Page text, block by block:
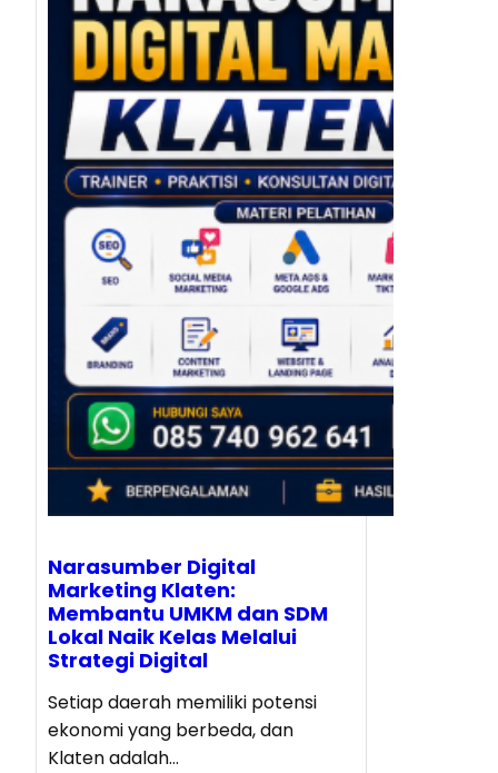
Narasumber Digital
Marketing Klaten:
Membantu UMKM dan SDM
Lokal Naik Kelas Melalui
Strategi Digital
Setiap daerah memiliki potensi
ekonomi yang berbeda, dan
Klaten adalah…